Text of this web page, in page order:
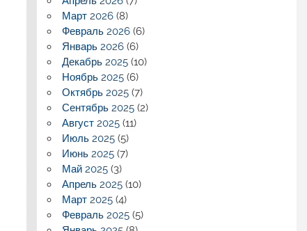
Март 2026 (8)
Февраль 2026 (6)
Январь 2026 (6)
Декабрь 2025 (10)
Ноябрь 2025 (6)
Октябрь 2025 (7)
Сентябрь 2025 (2)
Август 2025 (11)
Июль 2025 (5)
Июнь 2025 (7)
Май 2025 (3)
Апрель 2025 (10)
Март 2025 (4)
Февраль 2025 (5)